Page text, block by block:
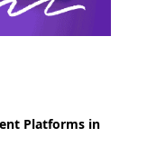
Platforms in